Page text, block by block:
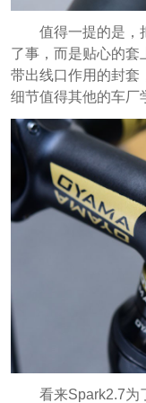
值得一提的是，
了事，而是贴心的套
带出线口作用的封套
细节值得其他的车厂
看来Spark2.7为